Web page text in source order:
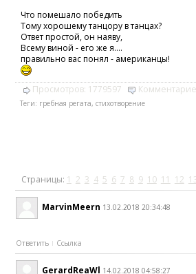
Что помешало победить
Тому хорошему танцору в танцах?
Ответ простой, он наяву,
Всему виной - его же я....
правильно вас понял - американцы!
Просмотров: 1779597
Теги: гребная регата, стихотворение
Страницы: 1 2 3 4 5 6 7 8 9 10 11 12
MarvinMeern 13.02.2018 20:34:48
Ответить Ссылка
GerardReaWl 14.02.2018 04:58:27